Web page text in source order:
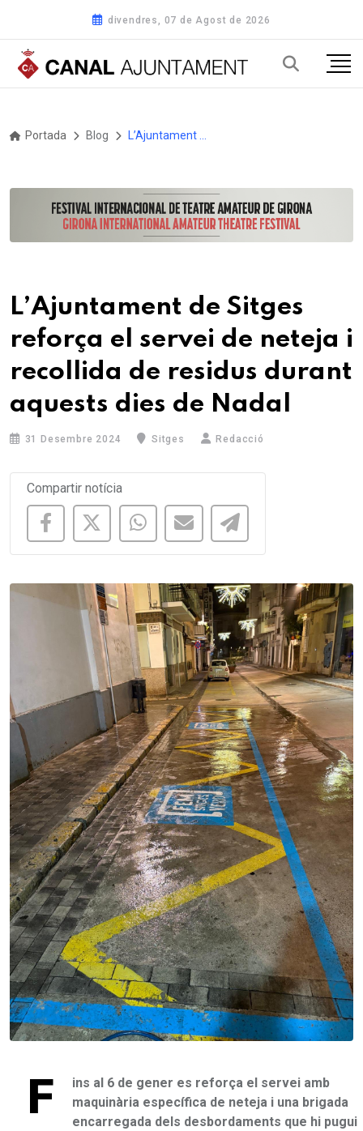
divendres, 07 de Agost de 2026
Portada Blog
L’Ajuntament de Sitges
reforça el servei de neteja i
recollida de residus durant
aquests dies de Nadal
31 Desembre 2024 Sitges Redacció
Compartir notícia
F
ins al 6 de gener es reforça el servei amb
maquinària específica de neteja i una brigada
encarregada dels desbordaments que hi pugui